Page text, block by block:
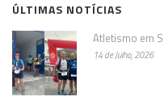
ÚLTIMAS NOTÍCIAS
Atletismo em
14 de Julho, 2026